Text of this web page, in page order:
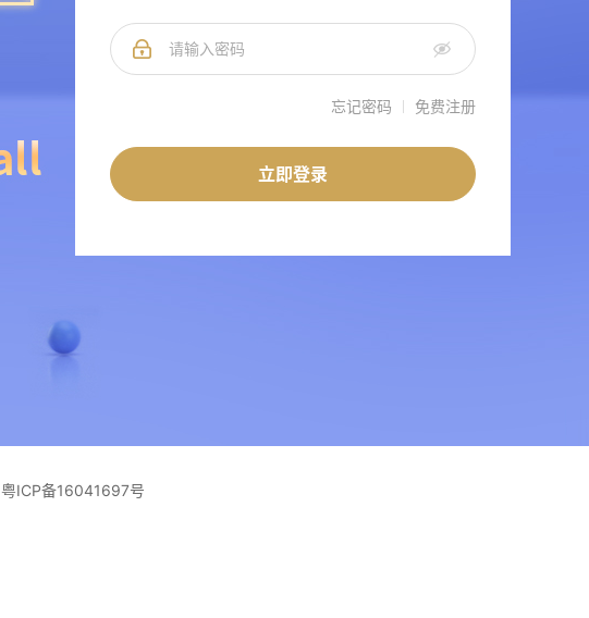
忘记密码 免费注册
立即登录
粤ICP备16041697号